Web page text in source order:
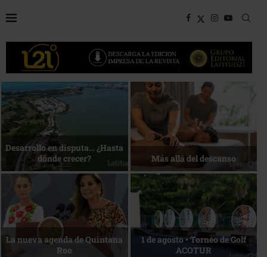
Bottega, un viaje servido a la
mesa
Energía que Impulsa la
competitividad
Reconocimiento de viajeros La esencia del servicio